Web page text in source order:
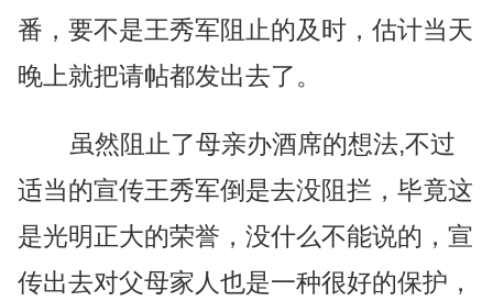
番，要不是王秀军阻止的及时，估计当天
晚上就把请帖都发出去了。
虽然阻止了母亲办酒席的想法,不过
适当的宣传王秀军倒是去没阻拦，毕竟这
是光明正大的荣誉，没什么不能说的，宣
传出去对父母家人也是一种很好的保护，